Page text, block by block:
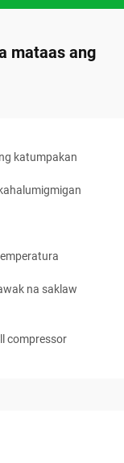
mataas ang
katumpakan
na saklaw
compressor